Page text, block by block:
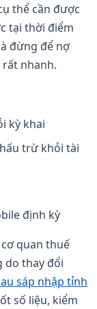
thể cần được
tại thời điểm
đừng để nợ
nhanh.
kỳ khai
trừ khỏi tài
định kỳ
quan thuế
do thay đổi
sáp nhập tỉnh
số liệu, kiểm